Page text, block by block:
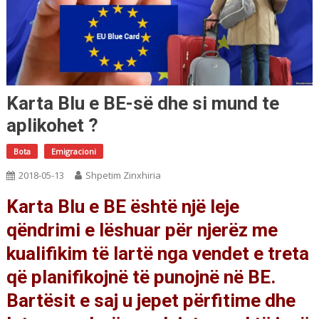
Karta Blu e BE-së dhe si mund te
aplikohet ?
Bota Emigracioni
2018-05-13 Shpetim Zinxhiria
Karta Blu e BE është një leje
qëndrimi e lëshuar për njerëz me
kualifikim të lartë nga vendet e treta
që planifikojnë të punojnë në BE.
Bartësit e saj u jepet përfitime dhe